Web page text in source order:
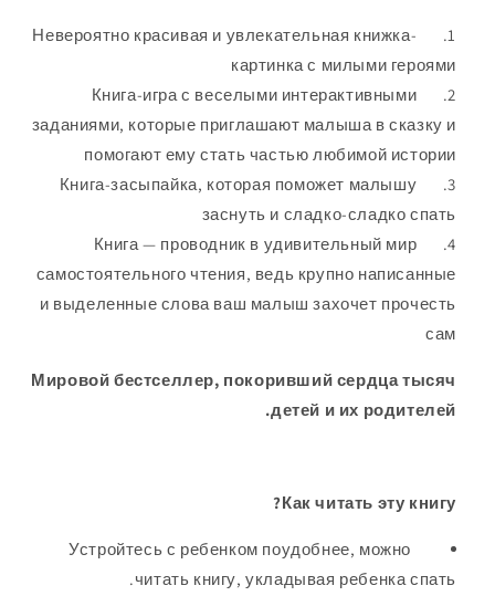
Невероятно красивая и увлекательная книжка-
картинка с милыми героями
Книга-игра с веселыми интерактивными
заданиями, которые приглашают малыша в сказку и
помогают ему стать частью любимой истории
Книга-засыпайка, которая поможет малышу
заснуть и сладко-сладко спать
Книга — проводник в удивительный мир
самостоятельного чтения, ведь крупно написанные
и выделенные слова ваш малыш захочет прочесть
сам
Мировой бестселлер, покоривший сердца тысяч
детей и их родителей.
Как читать эту книгу?
Устройтесь с ребенком поудобнее, можно
читать книгу, укладывая ребенка спать.